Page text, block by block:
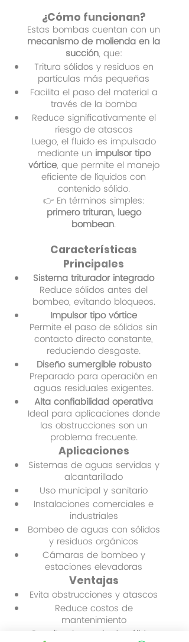
¿Cómo funcionan?
Estas bombas cuentan con un
mecanismo de molienda en la
succión, que:
Tritura sólidos y residuos en
partículas más pequeñas
Facilita el paso del material a
través de la bomba
Reduce significativamente el
riesgo de atascos
Luego, el fluido es impulsado
mediante un impulsor tipo
vórtice, que permite el manejo
eficiente de líquidos con
contenido sólido.
👉 En términos simples:
primero trituran, luego
bombean.
Características
Principales
Sistema triturador integrado
Reduce sólidos antes del
bombeo, evitando bloqueos.
Impulsor tipo vórtice
Permite el paso de sólidos sin
contacto directo constante,
reduciendo desgaste.
Diseño sumergible robusto
Preparado para operación en
aguas residuales exigentes.
Alta confiabilidad operativa
Ideal para aplicaciones donde
las obstrucciones son un
problema frecuente.
Aplicaciones
Sistemas de aguas servidas y
alcantarillado
Uso municipal y sanitario
Instalaciones comerciales e
industriales
Bombeo de aguas con sólidos
y residuos orgánicos
Cámaras de bombeo y
estaciones elevadoras
Ventajas
Evita obstrucciones y atascos
Reduce costos de
mantenimiento
Permite el manejo de sólidos